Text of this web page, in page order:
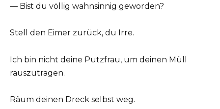
— Bist du völlig wahnsinnig geworden?
Stell den Eimer zurück, du Irre.
Ich bin nicht deine Putzfrau, um deinen Müll
rauszutragen.
Räum deinen Dreck selbst weg.